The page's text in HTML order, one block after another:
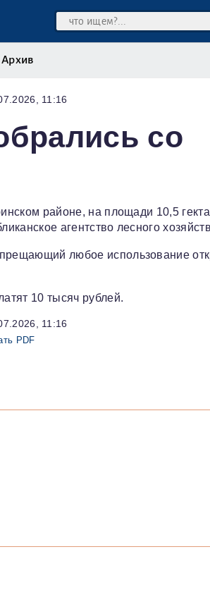
Архив
11:16
со
районе, на площади 10,5
агентство лесного
любое использование
10 тысяч рублей.
11:16
PDF